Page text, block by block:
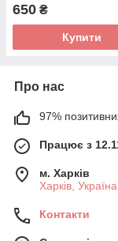
650 ₴
Купити
Про нас
97%
Працює з
м. Харків
Харків, Україна
Контакти